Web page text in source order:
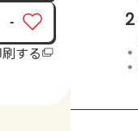
-
する
2
＊
＊